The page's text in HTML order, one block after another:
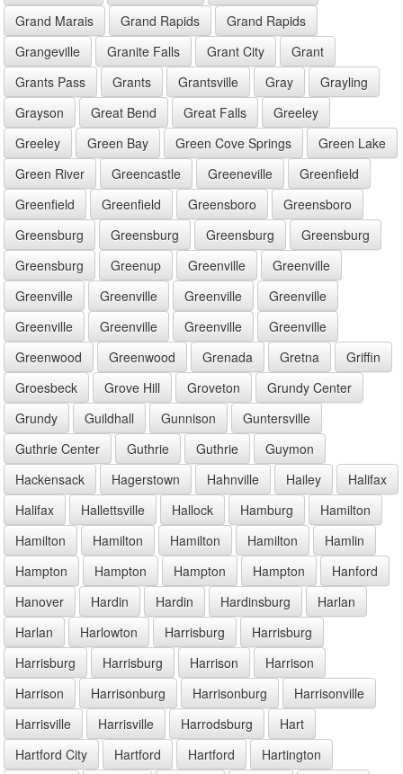
Grand Marais
Grand Rapids
Grand Rapids
Grangeville
Granite Falls Grant City
Grant
Grants Pass
Grants Grantsville Gray
Grayling
Grayson
Great Bend Great Falls
Greeley
Greeley
Green Bay Green Cove Springs
Green Lake
Green River
Greencastle Greeneville
Greenfield
Greenfield
Greenfield Greensboro
Greensboro
Greensburg
Greensburg Greensburg
Greensburg
Greensburg
Greenup Greenville
Greenville
Greenville
Greenville Greenville
Greenville
Greenville
Greenville Greenville
Greenville
Greenwood
Greenwood Grenada Gretna
Griffin
Groesbeck
Grove Hill Groveton
Grundy Center
Grundy
Guildhall Gunnison
Guntersville
Guthrie Center
Guthrie Guthrie
Guymon
Hackensack
Hagerstown Hahnville Hailey
Halifax
Halifax
Hallettsville Hallock Hamburg
Hamilton
Hamilton
Hamilton Hamilton Hamilton
Hamlin
Hampton
Hampton Hampton Hampton
Hanford
Hanover
Hardin Hardin Hardinsburg
Harlan
Harlan
Harlowton Harrisburg
Harrisburg
Harrisburg
Harrisburg Harrison
Harrison
Harrison
Harrisonburg Harrisonburg
Harrisonville
Harrisville
Harrisville Harrodsburg
Hart
Hartford City
Hartford Hartford
Hartington